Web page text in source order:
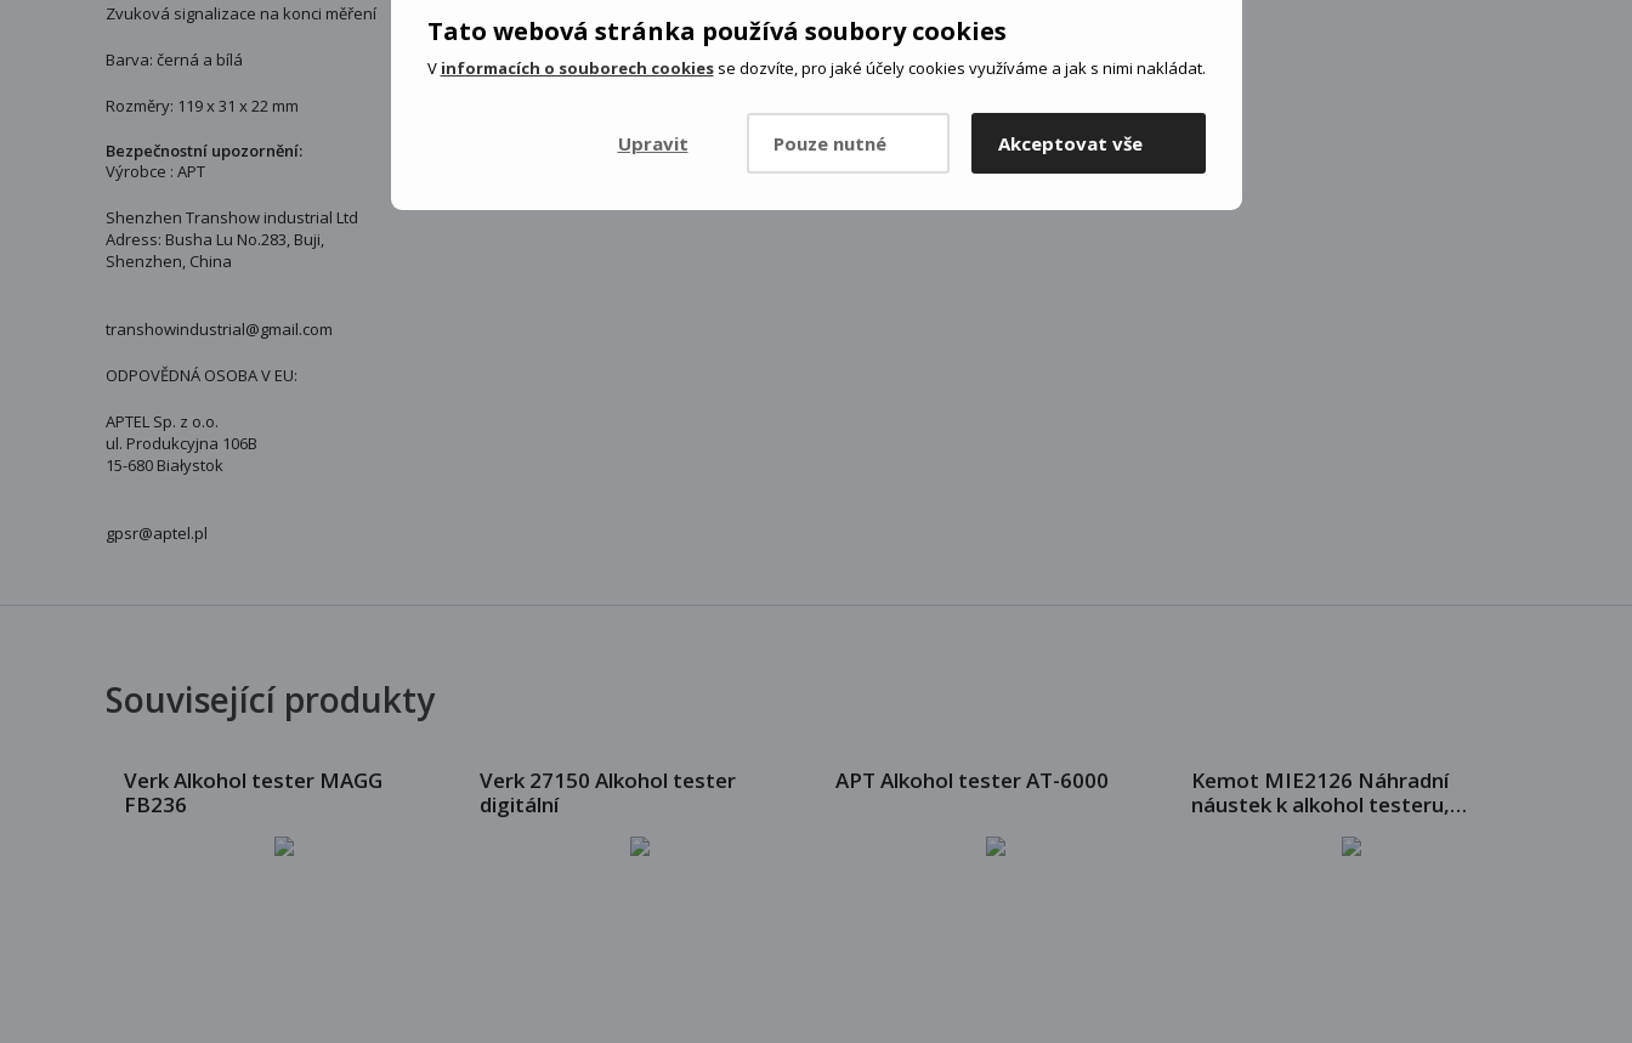
Tato webová stránka používá soubory cookies
V informacích o souborech cookiesse dozvíte, pro jaké účely cookies využíváme a jak s nimi nakládat.
Upravit Pouze nutné Akceptovat vše
Zvuková signalizace na konci měření
Barva: černá a bílá
Rozměry: 119 x 31 x 22 mm
Bezpečnostní upozornění:
Výrobce : APT
Shenzhen Transhow industrial Ltd
Adress: Busha Lu No.283, Buji,
Shenzhen, China
transhowindustrial@gmail.com
ODPOVĚDNÁ OSOBA V EU:
APTEL Sp. z o.o.
ul. Produkcyjna 106B
15-680 Białystok
gpsr@aptel.pl
Související produkty
Verk Alkohol tester MAGG
FB236
Verk 27150 Alkohol tester
digitální
APT Alkohol tester AT-6000
Kemot MIE2126 Náhradní
náustek k alkohol testeru,